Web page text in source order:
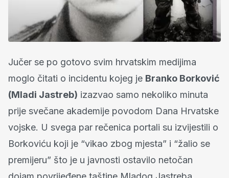
Jučer se po gotovo svim hrvatskim medijima
moglo čitati o incidentu kojeg je Branko Borković
(Mladi Jastreb) izazvao samo nekoliko minuta
prije svečane akademije povodom Dana Hrvatske
vojske. U svega par rečenica portali su izvijestili o
Borkoviću koji je “vikao zbog mjesta” i “žalio se
premijeru” što je u javnosti ostavilo netočan